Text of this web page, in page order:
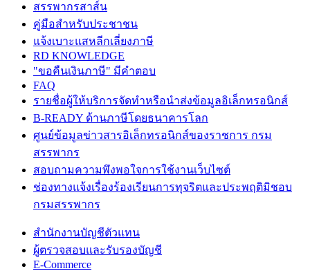
สรรพากรสาส์น
คู่มือสำหรับประชาชน
แจ้งเบาะแสหลีกเลี่ยงภาษี
RD KNOWLEDGE
"ขอคืนเงินภาษี" มีคำตอบ
FAQ
รายชื่อผู้ให้บริการจัดทำหรือนำส่งข้อมูลอิเล็กทรอนิกส์
B-READY ด้านภาษีโดยธนาคารโลก
ศูนย์ข้อมูลข่าวสารอิเล็กทรอนิกส์ของราชการ กรม
สรรพากร
สอบถามความพึงพอใจการใช้งานเว็บไซต์
ช่องทางแจ้งเรื่องร้องเรียนการทุจริตและประพฤติมิชอบ
กรมสรรพากร
สำนักงานบัญชีตัวแทน
ผู้ตรวจสอบและรับรองบัญชี
E-Commerce